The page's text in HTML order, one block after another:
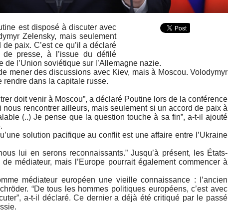
est disposé à discuter avec
Zelensky, mais seulement
paix. C’est ce qu’il a déclaré
de presse, à l’issue du défilé
de l’Union soviétique sur l’Allemagne nazie.
mener des discussions avec Kiev, mais à Moscou. Volodymyr
rendre dans la capitale russe.
doit venir à Moscou”, a déclaré Poutine lors de la conférence
nous rencontrer ailleurs, mais seulement si un accord de paix à
(..) Je pense que la question touche à sa fin”, a-t-il ajouté
solution pacifique au conflit est une affaire entre l’Ukraine
lui en serons reconnaissants.” Jusqu’à présent, les États-
médiateur, mais l’Europe pourrait également commencer à
médiateur européen une vieille connaissance : l’ancien
“De tous les hommes politiques européens, c’est avec
a-t-il déclaré. Ce dernier a déjà été critiqué par le passé